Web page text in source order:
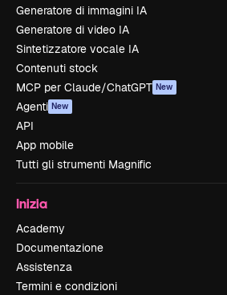
Generatore di immagini IA
Generatore di video IA
Sintetizzatore vocale IA
Contenuti stock
MCP per Claude/ChatGPT New
Agenti New
API
App mobile
Tutti gli strumenti Magnific
Inizia
Academy
Documentazione
Assistenza
Termini e condizioni